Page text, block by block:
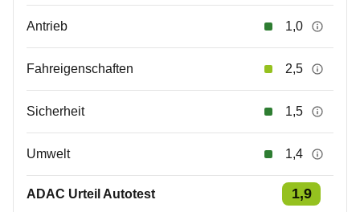
Antrieb 1,0
Fahreigenschaften 2,5
Sicherheit 1,5
Umwelt 1,4
ADAC Urteil Autotest 1,9